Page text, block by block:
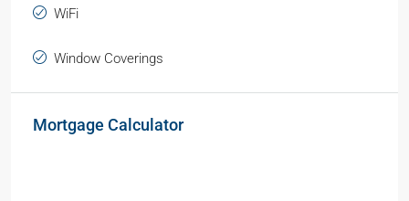
WiFi
Window Coverings
Mortgage Calculator